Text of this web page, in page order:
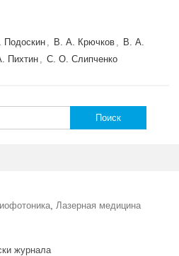
, В. А. Крючков , В. А.
Пихтин , С. О. Слипченко
, Лазерная медицина
журнала